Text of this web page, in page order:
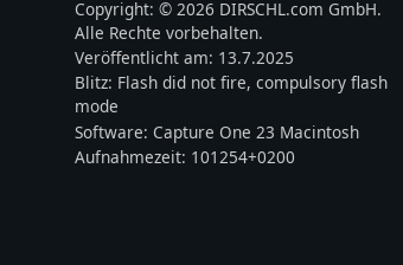
Copyright:© 2026 DIRSCHL.com GmbH.
Alle Rechte vorbehalten.
Veröffentlicht am: 13.7.2025
Blitz: Flash did not fire, compulsory flash
mode
Software:Capture One 23 Macintosh
Aufnahmezeit: 101254+0200